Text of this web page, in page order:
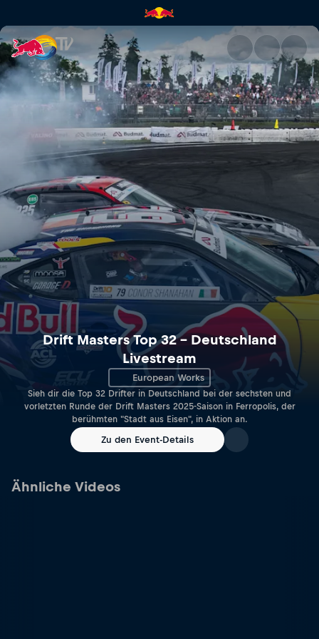
Drift Masters Top 32 –
Drift Masters Top 32 – Deutschland
Livestream
European Works
Sieh dir die Top 32 Drifter in Deutschland bei der sechsten und
vorletzten Runde der Drift Masters 2025-Saison in Ferropolis, der
berühmten "Stadt aus Eisen", in Aktion an.
Zu den Event-Details
Ähnliche Videos